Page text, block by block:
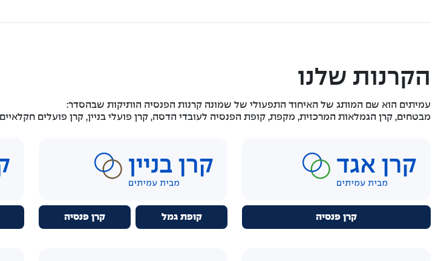
הקרנות שלנו
עמיתים הוא שם המותג של האיחוד התפעולי של שמונה קרנות הפנסיה הותיקות שבהסדר:
מבטחים, קרן הגמלאות המרכזית, מקפת, קופת הפנסיה לעובדי הדסה, קרן פועלי בניין, קרן פועלים
קרן פנסיה קופת גמל קרן פנסיה